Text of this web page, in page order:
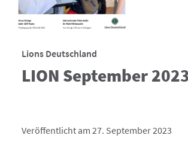
Lions Deutschland
LION September
Veröffentlicht am 27. September 2023